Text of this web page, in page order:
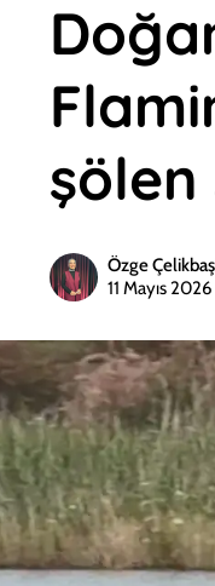
Özge
11 Mayıs 2026